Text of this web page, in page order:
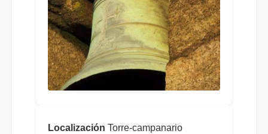
Localización Torre-campanario